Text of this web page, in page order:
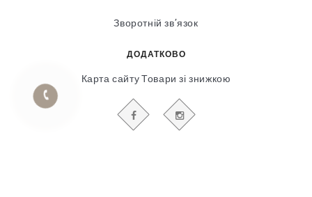
Зворотній зв’язок
ДОДАТКОВО
Карта сайту Товари зі знижкою